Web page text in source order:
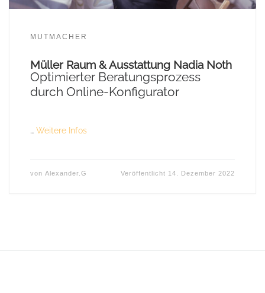
MUTMACHER
Müller Raum & Ausstattung Nadia Noth
Optimierter Beratungsprozess
durch Online-Konfigurator
… Weitere Infos
von Alexander.G Veröffentlicht 14. Dezember 2022